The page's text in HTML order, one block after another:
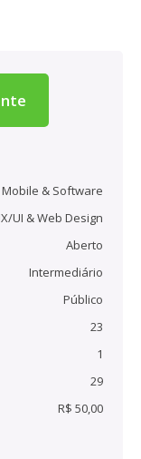
& Software
UI & Web Design
Aberto
Intermediário
Público
23
1
29
R$ 50,00